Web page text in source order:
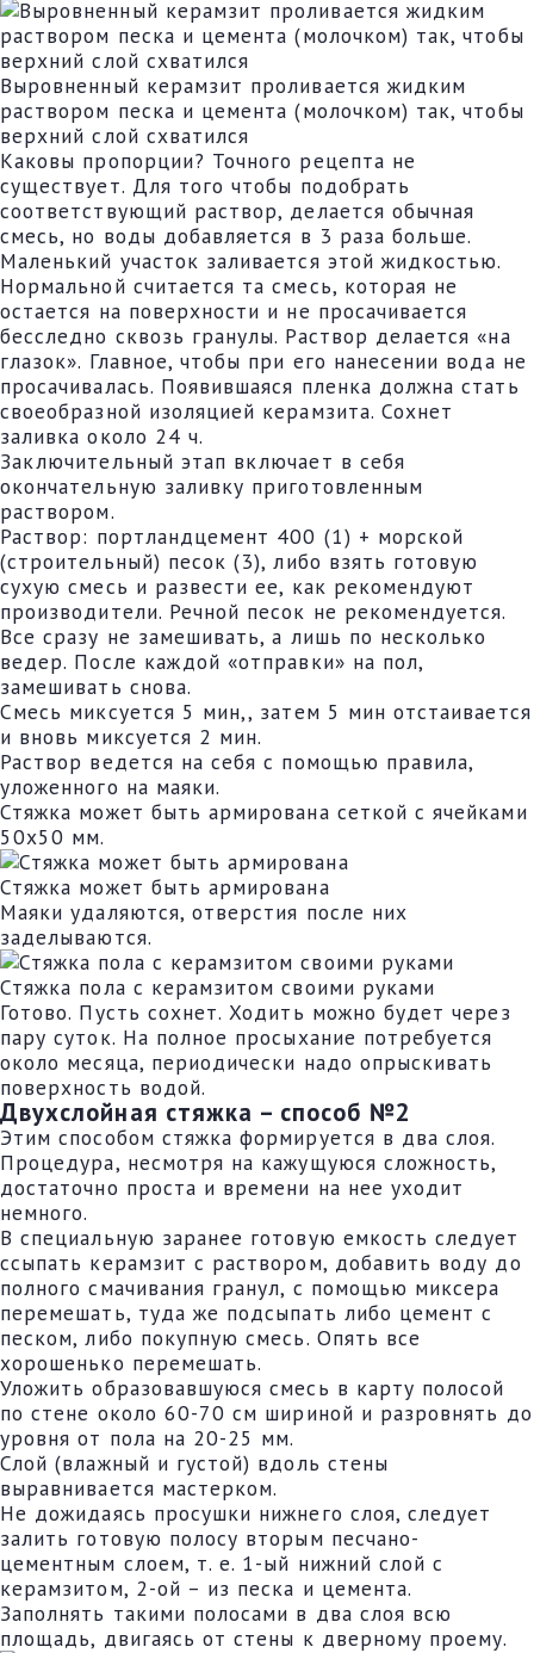
Выровненный керамзит проливается жидким
раствором песка и цемента (молочком) так, чтобы
верхний слой схватился
Каковы пропорции? Точного рецепта не
существует. Для того чтобы подобрать
соответствующий раствор, делается обычная
смесь, но воды добавляется в 3 раза больше.
Маленький участок заливается этой жидкостью.
Нормальной считается та смесь, которая не
остается на поверхности и не просачивается
бесследно сквозь гранулы. Раствор делается «на
глазок». Главное, чтобы при его нанесении вода не
просачивалась. Появившаяся пленка должна стать
своеобразной изоляцией керамзита. Сохнет
заливка около 24 ч.
Заключительный этап включает в себя
окончательную заливку приготовленным
раствором.
Раствор: портландцемент 400 (1) + морской
(строительный) песок (3), либо взять готовую
сухую смесь и развести ее, как рекомендуют
производители. Речной песок не рекомендуется.
Все сразу не замешивать, а лишь по несколько
ведер. После каждой «отправки» на пол,
замешивать снова.
Смесь миксуется 5 мин,, затем 5 мин отстаивается
и вновь миксуется 2 мин.
Раствор ведется на себя с помощью правила,
уложенного на маяки.
Стяжка может быть армирована сеткой с ячейками
50х50 мм.
Стяжка может быть армирована
Маяки удаляются, отверстия после них
заделываются.
Стяжка пола с керамзитом своими руками
Готово. Пусть сохнет. Ходить можно будет через
пару суток. На полное просыхание потребуется
около месяца, периодически надо опрыскивать
поверхность водой.
Двухслойная стяжка – способ №2
Этим способом стяжка формируется в два слоя.
Процедура, несмотря на кажущуюся сложность,
достаточно проста и времени на нее уходит
немного.
В специальную заранее готовую емкость следует
ссыпать керамзит с раствором, добавить воду до
полного смачивания гранул, с помощью миксера
перемешать, туда же подсыпать либо цемент с
песком, либо покупную смесь. Опять все
хорошенько перемешать.
Уложить образовавшуюся смесь в карту полосой
по стене около 60-70 см шириной и разровнять до
уровня от пола на 20-25 мм.
Слой (влажный и густой) вдоль стены
выравнивается мастерком.
Не дожидаясь просушки нижнего слоя, следует
залить готовую полосу вторым песчано-
цементным слоем, т. е. 1-ый нижний слой с
керамзитом, 2-ой – из песка и цемента.
Заполнять такими полосами в два слоя всю
площадь, двигаясь от стены к дверному проему.